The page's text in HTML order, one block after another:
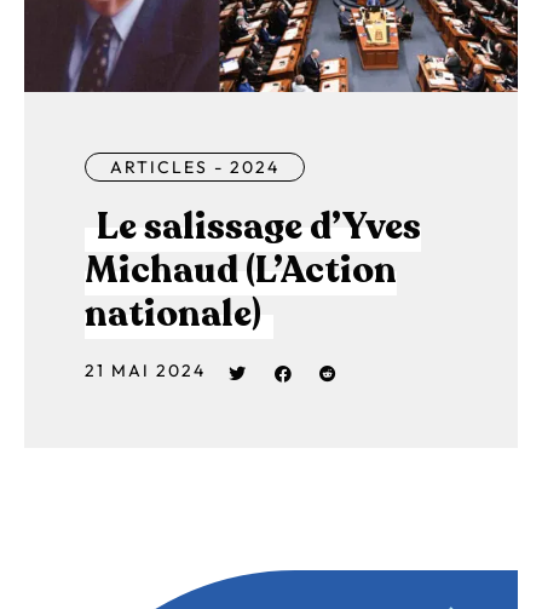
ARTICLES - 2024
Le salissage d’Yves
Michaud (L’Action
nationale)
21 MAI 2024